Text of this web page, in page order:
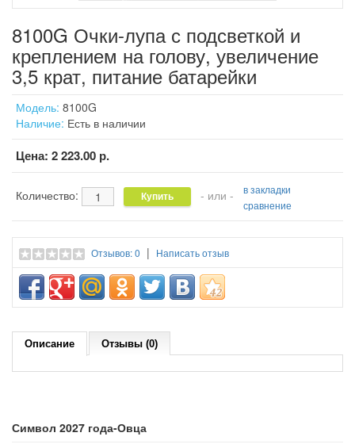
Символ 2027 года-Овца
8100G Очки-лупа с подсветкой и
креплением на голову, увеличение
3,5 крат, питание батарейки
Модель: 8100G
Наличие: Есть в наличии
Цена: 2 223.00 р.
Количество: - или -
в закладки
сравнение
Отзывов: 0 | Написать отзыв
Описание Отзывы (0)